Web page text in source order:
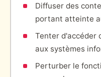
Diffuser des
portant atteinte
Tenter d'accéder
aux systèmes
Perturber le